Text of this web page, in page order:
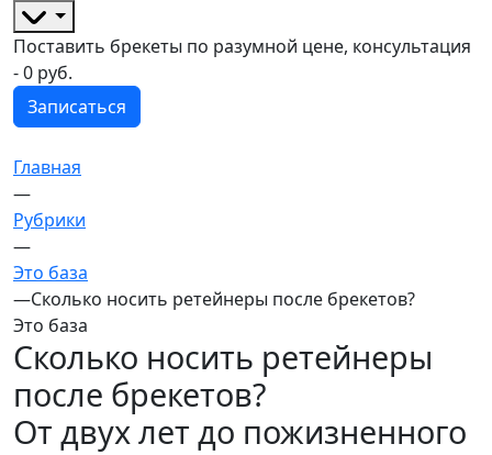
Поставить брекеты по разумной цене, консультация
- 0 руб.
Записаться
Главная
—
Рубрики
—
Это база
—Сколько носить ретейнеры после брекетов?
Это база
Сколько носить ретейнеры
после брекетов?
От двух лет до пожизненного